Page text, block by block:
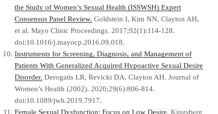
the Study of Women’s Sexual Health (ISSWSH) Expert
Consensus Panel Review. Goldstein I, Kim NN, Clayton AH,
et al. Mayo Clinic Proceedings. 2017;92(1):114-128.
doi:10.1016/j.mayocp.2016.09.018.
Instruments for Screening, Diagnosis, and Management of
Patients With Generalized Acquired Hypoactive Sexual Desire
Disorder. Derogatis LR, Revicki DA, Clayton AH. Journal of
Women’s Health (2002). 2020;29(6):806-814.
doi:10.1089/jwh.2019.7917.
Female Sexual Dysfunction: Focus on Low Desire. Kingsberg